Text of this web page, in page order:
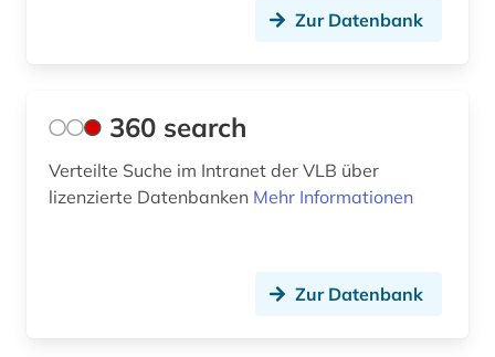
bachelorarbeit (3)
baden (2)
baden (baden) (1)
badische landesbibliothek (3)
balkanromanistik (1)
Zur Datenbank
360 search
Verteilte Suche im Intranet der VLB über
lizenzierte Datenbanken Mehr Informationen
Zur Datenbank